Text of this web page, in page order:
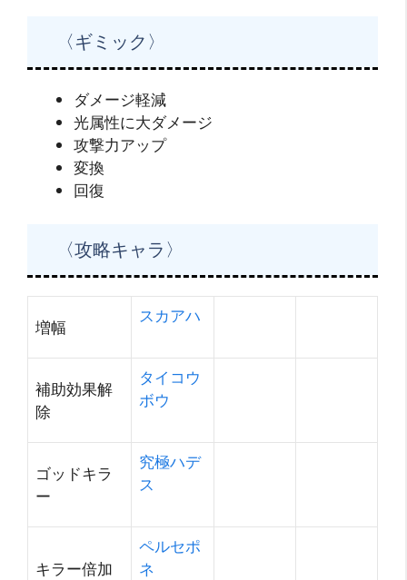
〈ギミック〉
ダメージ軽減
光属性に大ダメージ
攻撃力アップ
変換
回復
〈攻略キャラ〉
増幅
スカアハ
補助効果解
除
タイコウ
ボウ
ゴッドキラ
ー
究極ハデ
ス
キラー倍加
ペルセポ
ネ